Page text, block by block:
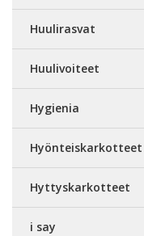
Huulirasvat
Huulivoiteet
Hygienia
Hyönteiskarkotteet
Hyttyskarkotteet
i say